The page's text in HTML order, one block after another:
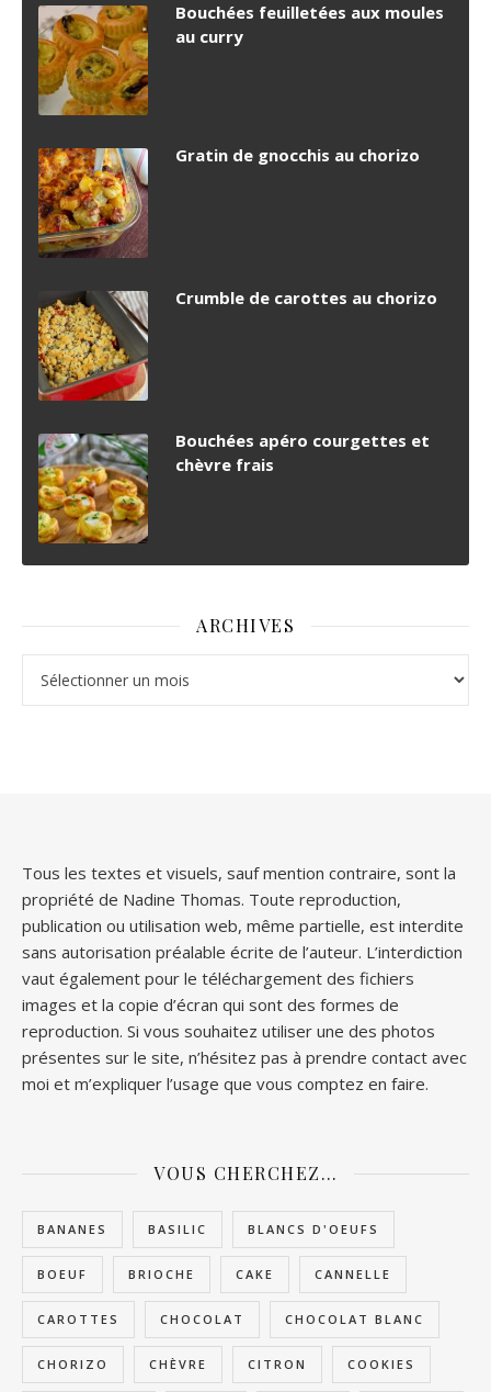
Bouchées feuilletées aux moules
au curry
Gratin de gnocchis au chorizo
Crumble de carottes au chorizo
Bouchées apéro courgettes et
chèvre frais
ARCHIVES
Tous les textes et visuels, sauf mention contraire, sont la
propriété de Nadine Thomas. Toute reproduction,
publication ou utilisation web, même partielle, est interdite
sans autorisation préalable écrite de l’auteur. L’interdiction
vaut également pour le téléchargement des fichiers
images et la copie d’écran qui sont des formes de
reproduction. Si vous souhaitez utiliser une des photos
présentes sur le site, n’hésitez pas à prendre contact avec
moi et m’expliquer l’usage que vous comptez en faire.
VOUS CHERCHEZ…
BANANES BASILIC BLANCS D'OEUFS
BOEUF BRIOCHE CAKE CANNELLE
CAROTTES CHOCOLAT CHOCOLAT BLANC
CHORIZO CHÈVRE CITRON COOKIES